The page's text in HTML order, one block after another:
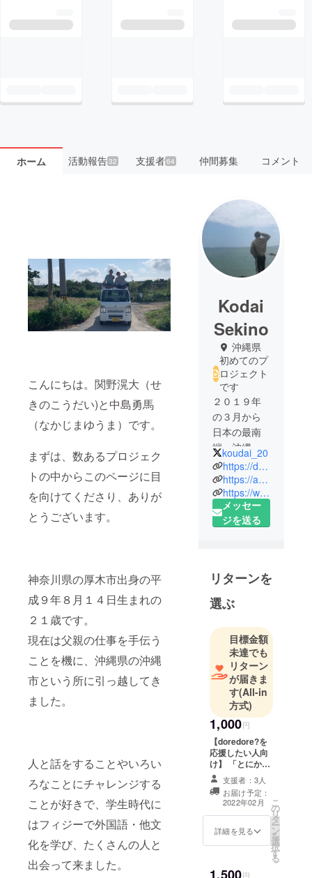
ホーム 活動報告32 支援者64 仲間募集 コメント
こんにちは。関野滉大（せ
きのこうだい)と中島勇馬
（なかじまゆうま）です。
まずは、数あるプロジェク
トの中からこのページに目
を向けてくださり、ありが
とうございます。
神奈川県の厚木市出身の平
成９年８月１４日生まれの
２１歳です。
現在は父親の仕事を手伝う
ことを機に、沖縄県の沖縄
市という所に引っ越してき
ました。
人と話をすることやいろい
ろなことにチャレンジする
ことが好きで、学生時代に
はフィジーで外国語・他文
化を学び、たくさんの人と
出会って来ました。
Kodai
Sekino
沖縄県
初めてのプ
ロジェクト
です
２０１９年
の３月から
日本の最南
端、沖縄県
でキッチン
カー始めま
す！
出会った人
に笑顔に
キッチン
カー作りを
します。
笑ってる」
が共通点の
コウダイと
ユウマの２
人で活動
中。
koudai_20
https://doredore.okinawa/
https://ameblo.jp/jade-250
https://www.instagram.com/doredore_okinawa/?hl=ja
メッセー
ジを送る
リターンを
選ぶ
目標金額
未達でも
リターン
が届きま
す(All-in
方式)
1,000円
【doredore?を
応援したい人向
け】 「とにかく
がんばれ」と応
援してくれる方
に。お返しとし
て感謝のメール
をお送りしま
す。
支援者：3人
お届け予定：
2022年02月
詳細を見る
こ
の
リ
タ
ー
ン
を
選
択
す
る
円